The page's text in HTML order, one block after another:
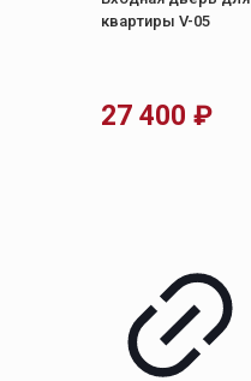
квартиры V-05
27 400₽